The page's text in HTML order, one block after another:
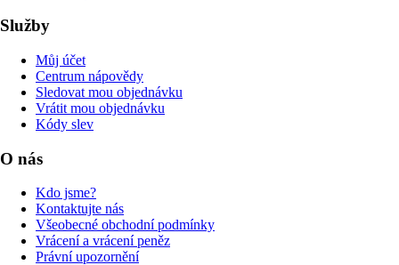
Služby
Můj účet
Centrum nápovědy
Sledovat mou objednávku
Vrátit mou objednávku
Kódy slev
O nás
Kdo jsme?
Kontaktujte nás
Všeobecné obchodní podmínky
Vrácení a vrácení peněz
Právní upozornění